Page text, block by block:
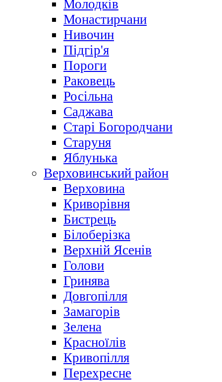
Молодків
Монастирчани
Нивочин
Підгір'я
Пороги
Раковець
Росільна
Саджава
Старі Богородчани
Старуня
Яблунька
Верховинський район
Верховина
Криворівня
Бистрець
Білоберізка
Верхній Ясенів
Голови
Гринява
Довгопілля
Замагорів
Зелена
Красноїлів
Кривопілля
Перехресне